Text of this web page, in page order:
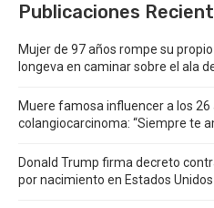
Publicaciones
Mujer de 97 años rompe su
longeva en caminar sobre el ala
Muere famosa influencer a los 26
colangiocarcinoma: “Siempre te
Donald Trump firma decreto
por nacimiento en Estados Unidos